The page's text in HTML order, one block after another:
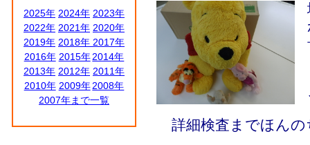
2025年 2024年 2023年
2022年 2021年 2020年
2019年 2018年 2017年
2016年 2015年 2014年
2013年 2012年 2011年
2010年 2009年 2008年
2007年まで一覧
詳細検査までほん